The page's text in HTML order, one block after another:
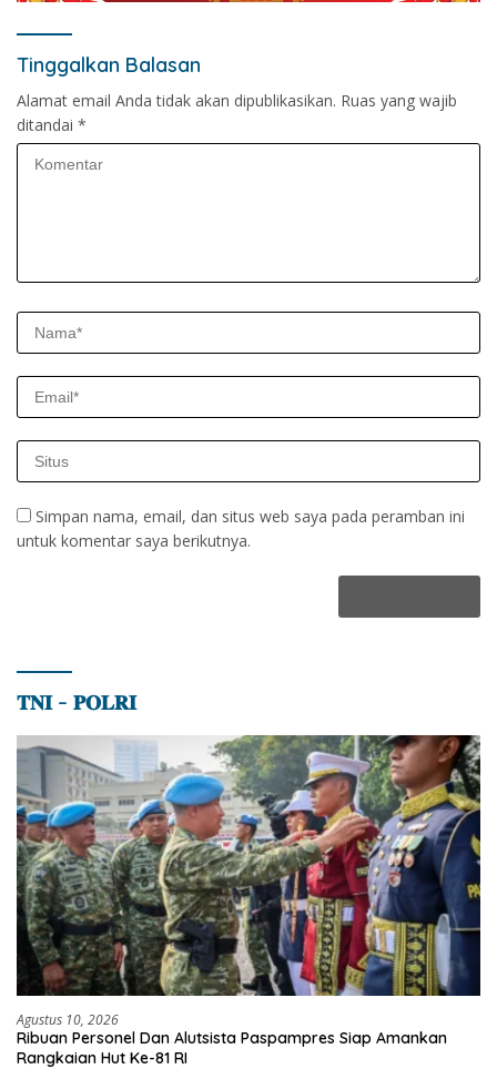
Tinggalkan Balasan
Alamat email Anda tidak akan dipublikasikan. Ruas yang wajib
ditandai *
Simpan nama, email, dan situs web saya pada peramban ini
untuk komentar saya berikutnya.
𝐓𝐍𝐈 – 𝐏𝐎𝐋𝐑𝐈
Agustus 10, 2026
Ribuan Personel Dan Alutsista Paspampres Siap Amankan
Rangkaian Hut Ke-81 RI